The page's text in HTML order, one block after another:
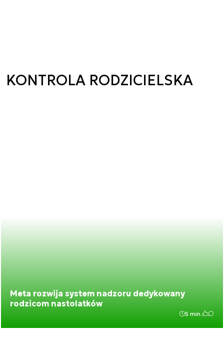
KONTROLA RODZICIELSKA
Meta rozwija system nadzoru dedykowany
rodzicom nastolatków
5 min.